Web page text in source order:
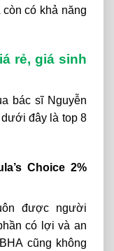
có khả năng
rẻ, giá sinh
bác sĩ Nguyễn
dưới đây là top 8
Choice 2%
được người
có lợi và an
cũng không